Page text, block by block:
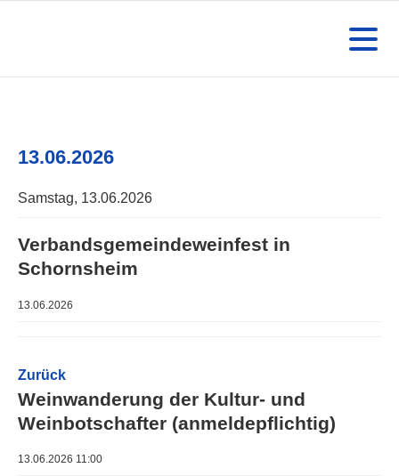
13.06.2026
Samstag, 13.06.2026
Verbandsgemeindeweinfest in
Schornsheim
13.06.2026
Zurück
Weinwanderung der Kultur- und
Weinbotschafter (anmeldepflichtig)
13.06.2026 11:00